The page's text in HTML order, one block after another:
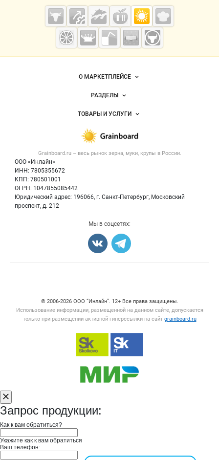
Cсылки на полезные проекты
Grainboard.ru
— зерно и
мука
Важные разделы и контакты
Grainboard.ru – весь рынок зерна, муки, крупы в России.
ООО «Инлайн»
ИНН: 7805355672
КПП: 780501001
ОГРН: 1047855085442
Юридический адрес: 196066, г. Санкт-Петербург, Московский
проспект, д. 212
Навигация по сайтуО МАРКЕТПЛЕЙСЕ
Новости Grainboard.ru
Размещение рекламы
Публичная оферта
Контактная информация
Политика обработки персональных данных
РАЗДЕЛЫ
Объявления
Новости рынка
ТОВАРЫ И УСЛУГИ
Крупы
Мука
Мы в соцсетях:
© 2006‑2026 ООО “Инлайн”. 12+ Все права защищены.
Использование информации, размещенной на данном сайте, допускается
только при размещении активной гиперссылки на сайт grainboard.ru
Запрос продукции:
Как к вам обратиться?
Укажите как к вам обратиться
Ваш телефон: